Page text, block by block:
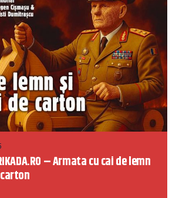
– Armata cu cai de lemn